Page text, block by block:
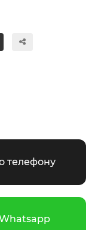
телефону